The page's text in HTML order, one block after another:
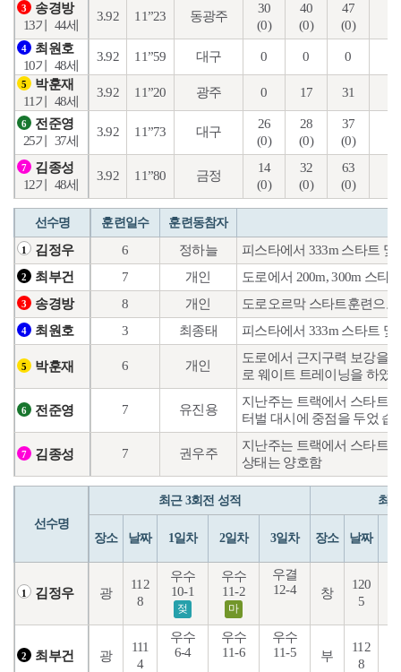
3
송경방
13기
44세
3.92 11”23 동광주
30
(0)
40
(0)
47
(0)
4
최원호
10기
48세
3.92 11”59 대구 0 0 0
5
박훈재
11기
48세
3.92 11”20 광주 0 17 31
6
전준영
25기
37세
3.92 11”73 대구
26
(0)
28
(0)
37
(0)
7
김종성
12기
48세
3.92 11”80 금정
14
(0)
32
(0)
63
(0)
선수명 훈련일수 훈련동참자
1 김정우 6 정하늘 피스타에서 333m 스타트
2 최부건 7 개인 도로에서 200m, 300m 스타
3 송경방 8 개인 도로오르막 스타트훈련으
4 최원호 3 최종태 피스타에서 333m 스타트
5 박훈재 6 개인
도로에서 근지구력 보강을
로 웨이트 트레이닝을 하였
6 전준영 7 유진용
지난주는 트랙에서 스타트
터벌 대시에 중점을 두었 습
7 김종성 7 권우주
지난주는 트랙에서 스타트
상태는 양호함
선수명
최근 3회전 성적 최
장소 날짜 1일차 2일차 3일차 장소 날짜
1 김정우 광
112
8
우수
10-1
젖
우수
11-2
마
우결
12-4
창
120
5
2 최부건 광
111
4
우수
6-4
우수
11-6
우수
11-5
부
112
8